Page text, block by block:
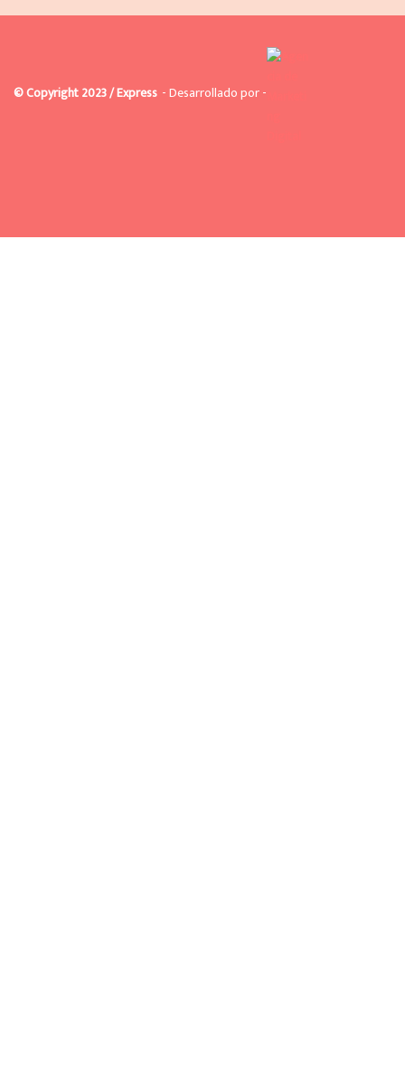
© Copyright 2023 / Express - Desarrollado por -